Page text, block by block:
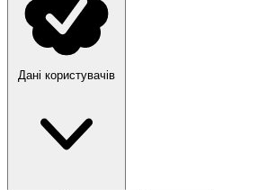
Дані користувачів